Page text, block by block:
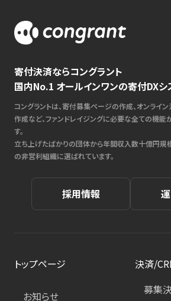
寄付決済ならコングラント
国内No.1 オールインワンの寄付DXシ
コングラントは、寄付募集ページの作成、オンライ
作成など、ファンドレイジングに必要な全ての機能
す。
立ち上げたばかりの団体から年間収入数十億円規
の非営利組織に選ばれています。
採用情報
トップページ
お知らせ
決済/
募集